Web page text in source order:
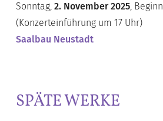
Sonntag, 2. November 2025, Beginn
(Konzerteinführung um 17 Uhr)
Saalbau Neustadt
SPÄTE WERKE